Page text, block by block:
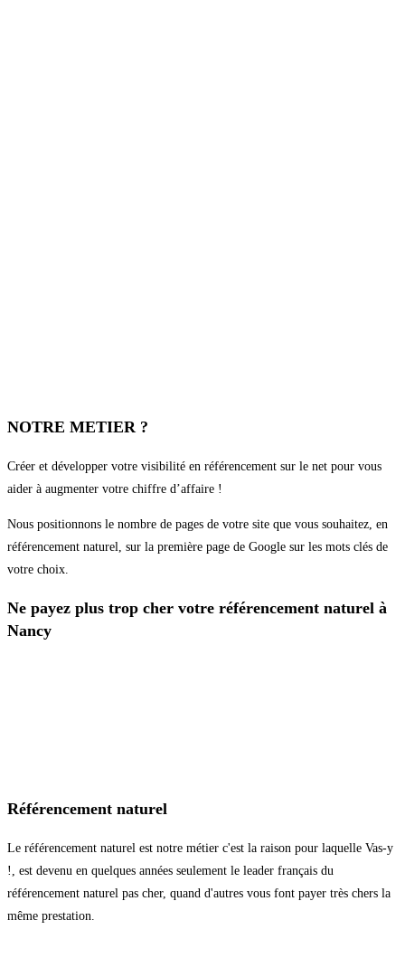
NOTRE METIER ?
Créer et développer votre visibilité en référencement sur le net pour vous
aider à augmenter votre chiffre d’affaire !
Nous positionnons le nombre de pages de votre site que vous souhaitez, en
référencement naturel, sur la première page de Google sur les mots clés de
votre choix.
Ne payez plus trop cher votre référencement naturel à
Nancy
Référencement naturel
Le référencement naturel est notre métier c'est la raison pour laquelle Vas-y
!, est devenu en quelques années seulement le leader français du
référencement naturel pas cher, quand d'autres vous font payer très chers la
même prestation.